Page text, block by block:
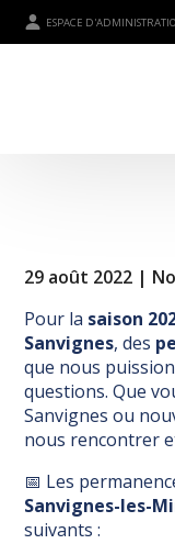
ESPACE
29 août 2022 |
Pour la saison
Sanvignes, des
que nous
questions. Que
Sanvignes ou
nous rencontrer
📅 Les
Sanvignes-les-
suivants :